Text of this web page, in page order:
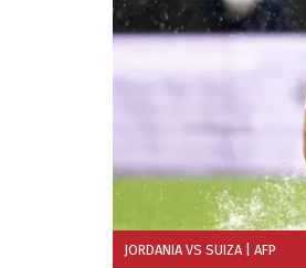
JORDANIA VS SUIZA | AFP